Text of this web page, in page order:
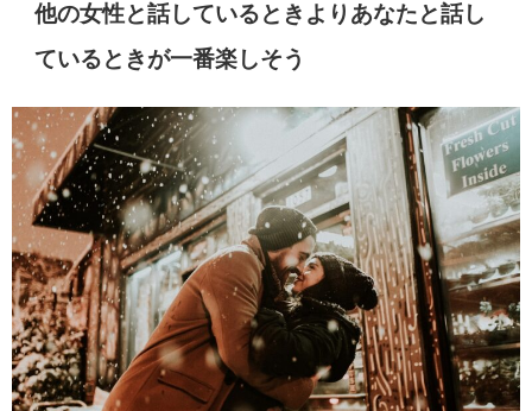
他の女性と話しているときよりあなたと話し
ているときが一番楽しそう